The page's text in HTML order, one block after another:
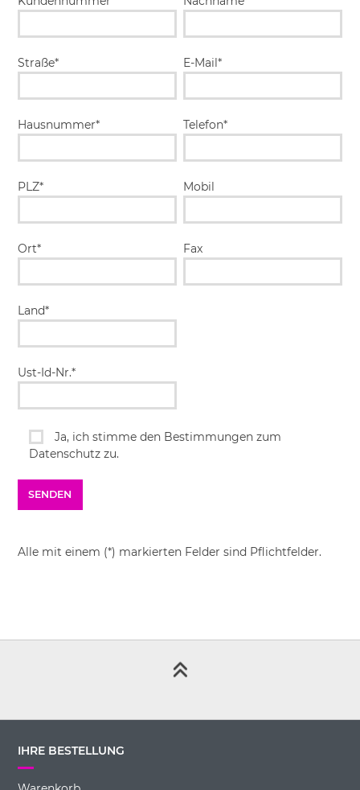
Straße*
Hausnummer*
PLZ*
Ort*
Land*
Ust-Id-Nr.*
E-Mail*
Telefon*
Mobil
Fax
Ja, ich stimme den Bestimmungen zum
Datenschutz zu.
Alle mit einem (*) markierten Felder sind Pflichtfelder.
IHRE BESTELLUNG